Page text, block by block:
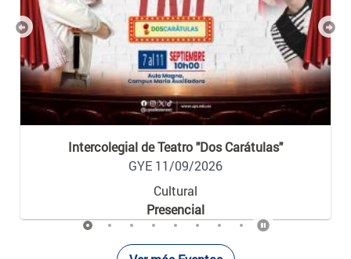
Intercolegial de Teatro "Dos Carátulas"
GYE 11/09/2026
Cultural
Presencial
Previous